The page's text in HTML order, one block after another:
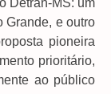
Grande, e outro
pioneira
prioritário,
ao público